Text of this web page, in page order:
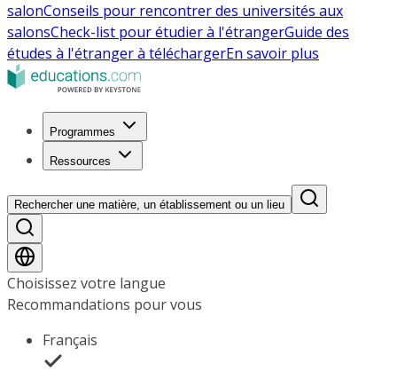
salonConseils pour rencontrer des universités aux
salonsCheck-list pour étudier à l'étrangerGuide des
études à l'étranger à téléchargerEn savoir plus
Programmes
Ressources
Rechercher une matière, un établissement ou un lieu
Choisissez votre langue
Recommandations pour vous
Français